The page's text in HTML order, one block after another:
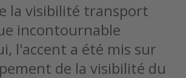
la visibilité transport
incontournable
l'accent a été mis sur
de la visibilité du